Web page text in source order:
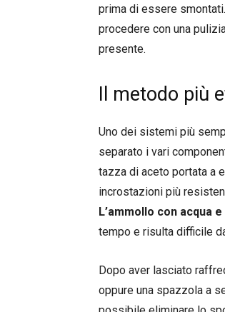
prima di essere
procedere con una
presente.
Il metodo più
Uno dei sistemi più
separato i vari
tazza di aceto portata a
incrostazioni più
L’ammollo con acqua
tempo e risulta difficile
Dopo aver lasciato
oppure una spazzola a